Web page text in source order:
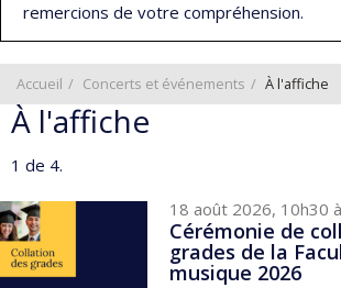
remercions de votre compréhension.
Accueil Concerts et événements À l'affiche
À l'affiche
1 de 4.
18 août 2026, 10h30
Cérémonie de
grades de la
musique 2026